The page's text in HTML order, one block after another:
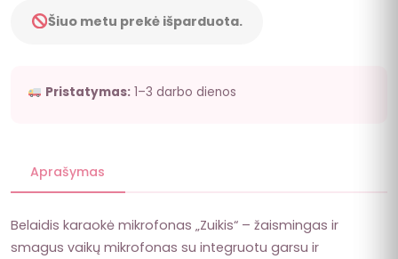
Šiuo metu prekė išparduota.
Pristatymas:1–3 darbo dienos
Aprašymas
Belaidis karaokė mikrofonas „Zuikis“ – žaismingas ir
smagus vaikų mikrofonas su integruotu garsu ir